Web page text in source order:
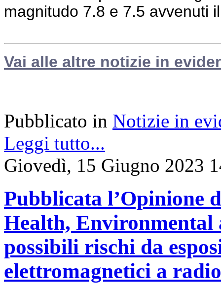
magnitudo 7.8 e 7.5 avvenuti
Vai alle altre notizie in
Pubblicato in Notizie in
Leggi tutto...
Giovedì, 15 Giugno 2023
Pubblicata l’Opinione
Health, Environmental
possibili rischi da
elettromagnetici a